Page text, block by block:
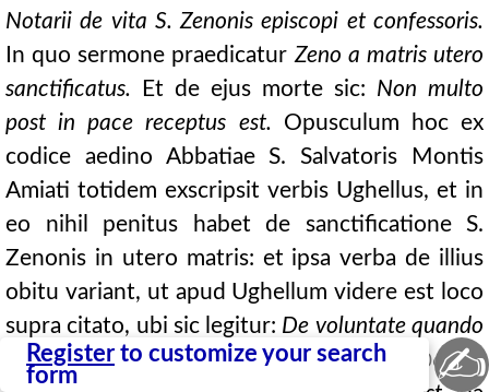
Register to customize your search
form
Notarii de vita S. Zenonis episcopi et confessoris.
In quo sermone praedicatur Zeno a matris utero
sanctificatus. Et de ejus morte sic: Non multo
post in pace receptus est. Opusculum hoc ex
codice aedino Abbatiae S. Salvatoris Montis
Amiati totidem exscripsit verbis Ughellus, et in
eo nihil penitus habet de sanctificatione S.
Zenonis in utero matris: et ipsa verba de illius
obitu variant, ut apud Ughellum videre est loco
supra citato, ubi sic legitur: De voluntate quando
placuit in pace receptus est.In codice S. 0624A
✍